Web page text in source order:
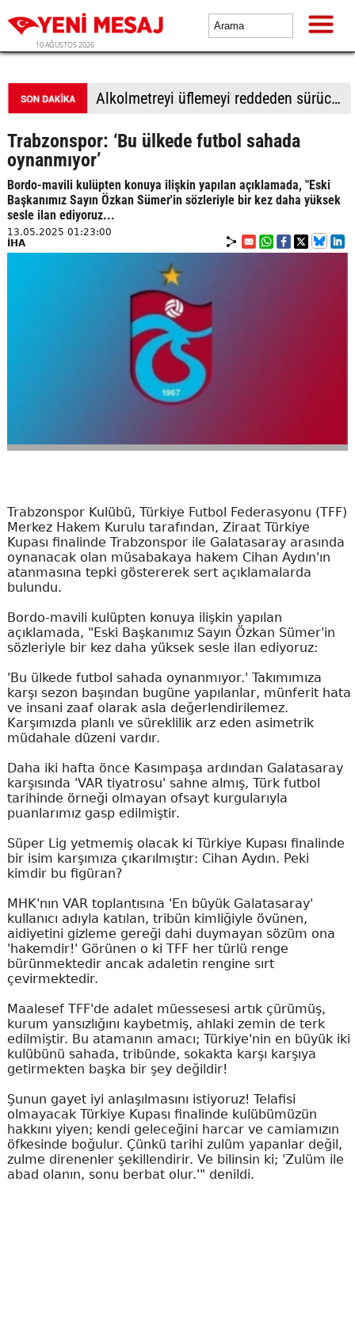
10 AĞUSTOS 2026
İsrail basını: Netanyahu, Gazze'ye ilişkin 15 maddelik plana "şans vermeye" hazır
Trabzonspor: ‘Bu ülkede futbol sahada
oynanmıyor’
Bordo-mavili kulüpten konuya ilişkin yapılan açıklamada, "Eski
Başkanımız Sayın Özkan Sümer'in sözleriyle bir kez daha yüksek
sesle ilan ediyoruz...
13.05.2025 01:23:00
İHA
Trabzonspor Kulübü, Türkiye Futbol Federasyonu (TFF)
Merkez Hakem Kurulu tarafından, Ziraat Türkiye
Kupası finalinde Trabzonspor ile Galatasaray arasında
oynanacak olan müsabakaya hakem Cihan Aydın'ın
atanmasına tepki göstererek sert açıklamalarda
bulundu.
Bordo-mavili kulüpten konuya ilişkin yapılan
açıklamada, "Eski Başkanımız Sayın Özkan Sümer'in
sözleriyle bir kez daha yüksek sesle ilan ediyoruz:
'Bu ülkede futbol sahada oynanmıyor.' Takımımıza
karşı sezon başından bugüne yapılanlar, münferit hata
ve insani zaaf olarak asla değerlendirilemez.
Karşımızda planlı ve süreklilik arz eden asimetrik
müdahale düzeni vardır.
Daha iki hafta önce Kasımpaşa ardından Galatasaray
karşısında 'VAR tiyatrosu' sahne almış, Türk futbol
tarihinde örneği olmayan ofsayt kurgularıyla
puanlarımız gasp edilmiştir.
Süper Lig yetmemiş olacak ki Türkiye Kupası finalinde
bir isim karşımıza çıkarılmıştır: Cihan Aydın. Peki
kimdir bu figüran?
MHK'nın VAR toplantısına 'En büyük Galatasaray'
kullanıcı adıyla katılan, tribün kimliğiyle övünen,
aidiyetini gizleme gereği dahi duymayan sözüm ona
'hakemdir!' Görünen o ki TFF her türlü renge
bürünmektedir ancak adaletin rengine sırt
çevirmektedir.
Maalesef TFF'de adalet müessesesi artık çürümüş,
kurum yansızlığını kaybetmiş, ahlaki zemin de terk
edilmiştir. Bu atamanın amacı; Türkiye'nin en büyük iki
kulübünü sahada, tribünde, sokakta karşı karşıya
getirmekten başka bir şey değildir!
Şunun gayet iyi anlaşılmasını istiyoruz! Telafisi
olmayacak Türkiye Kupası finalinde kulübümüzün
hakkını yiyen; kendi geleceğini harcar ve camiamızın
öfkesinde boğulur. Çünkü tarihi zulüm yapanlar değil,
zulme direnenler şekillendirir. Ve bilinsin ki; 'Zulüm ile
abad olanın, sonu berbat olur.'" denildi.